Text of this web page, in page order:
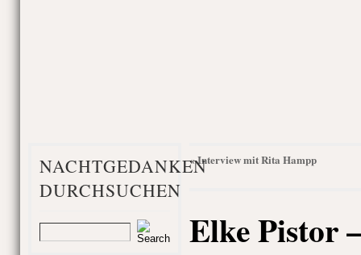
NACHTGEDANKEN
DURCHSUCHEN
«Interview mit Rita Hampp
Elke Pistor